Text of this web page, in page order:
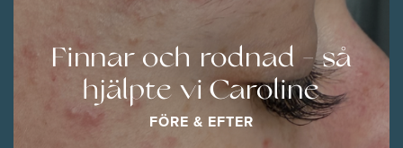
Finnar och rodnad - så
hjälpte vi Caroline
FÖRE & EFTER